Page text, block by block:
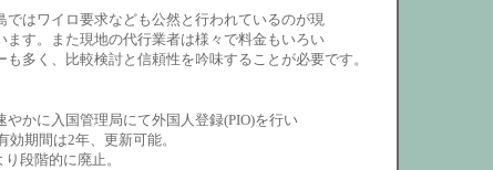
はワイロ要求なども公然と行われているのが現
す。また現地の代行業者は様々で料金もいろい
多く、比較検討と信頼性を吟味することが必要です。
かに入国管理局にて外国人登録(PIO)を行い
期間は2年、更新可能。
段階的に廃止。